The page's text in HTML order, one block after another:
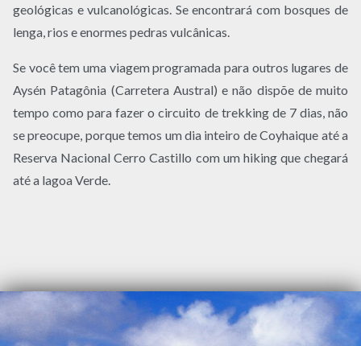
geológicas e vulcanológicas. Se encontrará com bosques de
lenga, rios e enormes pedras vulcânicas.
Se você tem uma viagem programada para outros lugares de
Aysén Patagônia (Carretera Austral) e não dispõe de muito
tempo como para fazer o circuito de trekking de 7 dias, não
se preocupe, porque temos um dia inteiro de Coyhaique até a
Reserva Nacional Cerro Castillo com um hiking que chegará
até a lagoa Verde.